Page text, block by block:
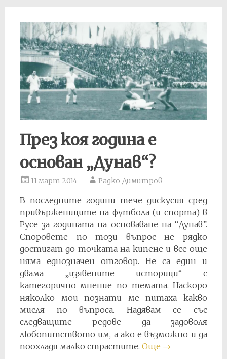
През коя година е
основан „Дунав“?
11 март 2014 Радко Димитров
В последните години тече дискусия сред
привържениците на футбола (и спорта) в
Русе за годината на основаване на “Дунав”.
Споровете по този въпрос не рядко
достигат до точката на кипене и все още
няма еднозначен отговор. Не са един и
двама „изявените историци“ с
категорично мнение по темата. Наскоро
няколко мои познати ме питаха какво
мисля по въпроса. Надявам се със
следващите редове да задоволя
любопитството им, а ако е възможно и да
поохладя малко страстите. Още →